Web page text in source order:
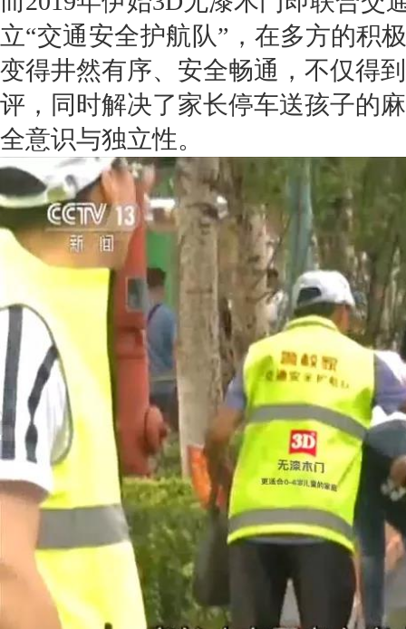
立“交通安全护航队” ，在多方的积
变得井然有序、安全畅通，不仅得
评，同时解决了家长停车送孩子的
全意识与独立性。